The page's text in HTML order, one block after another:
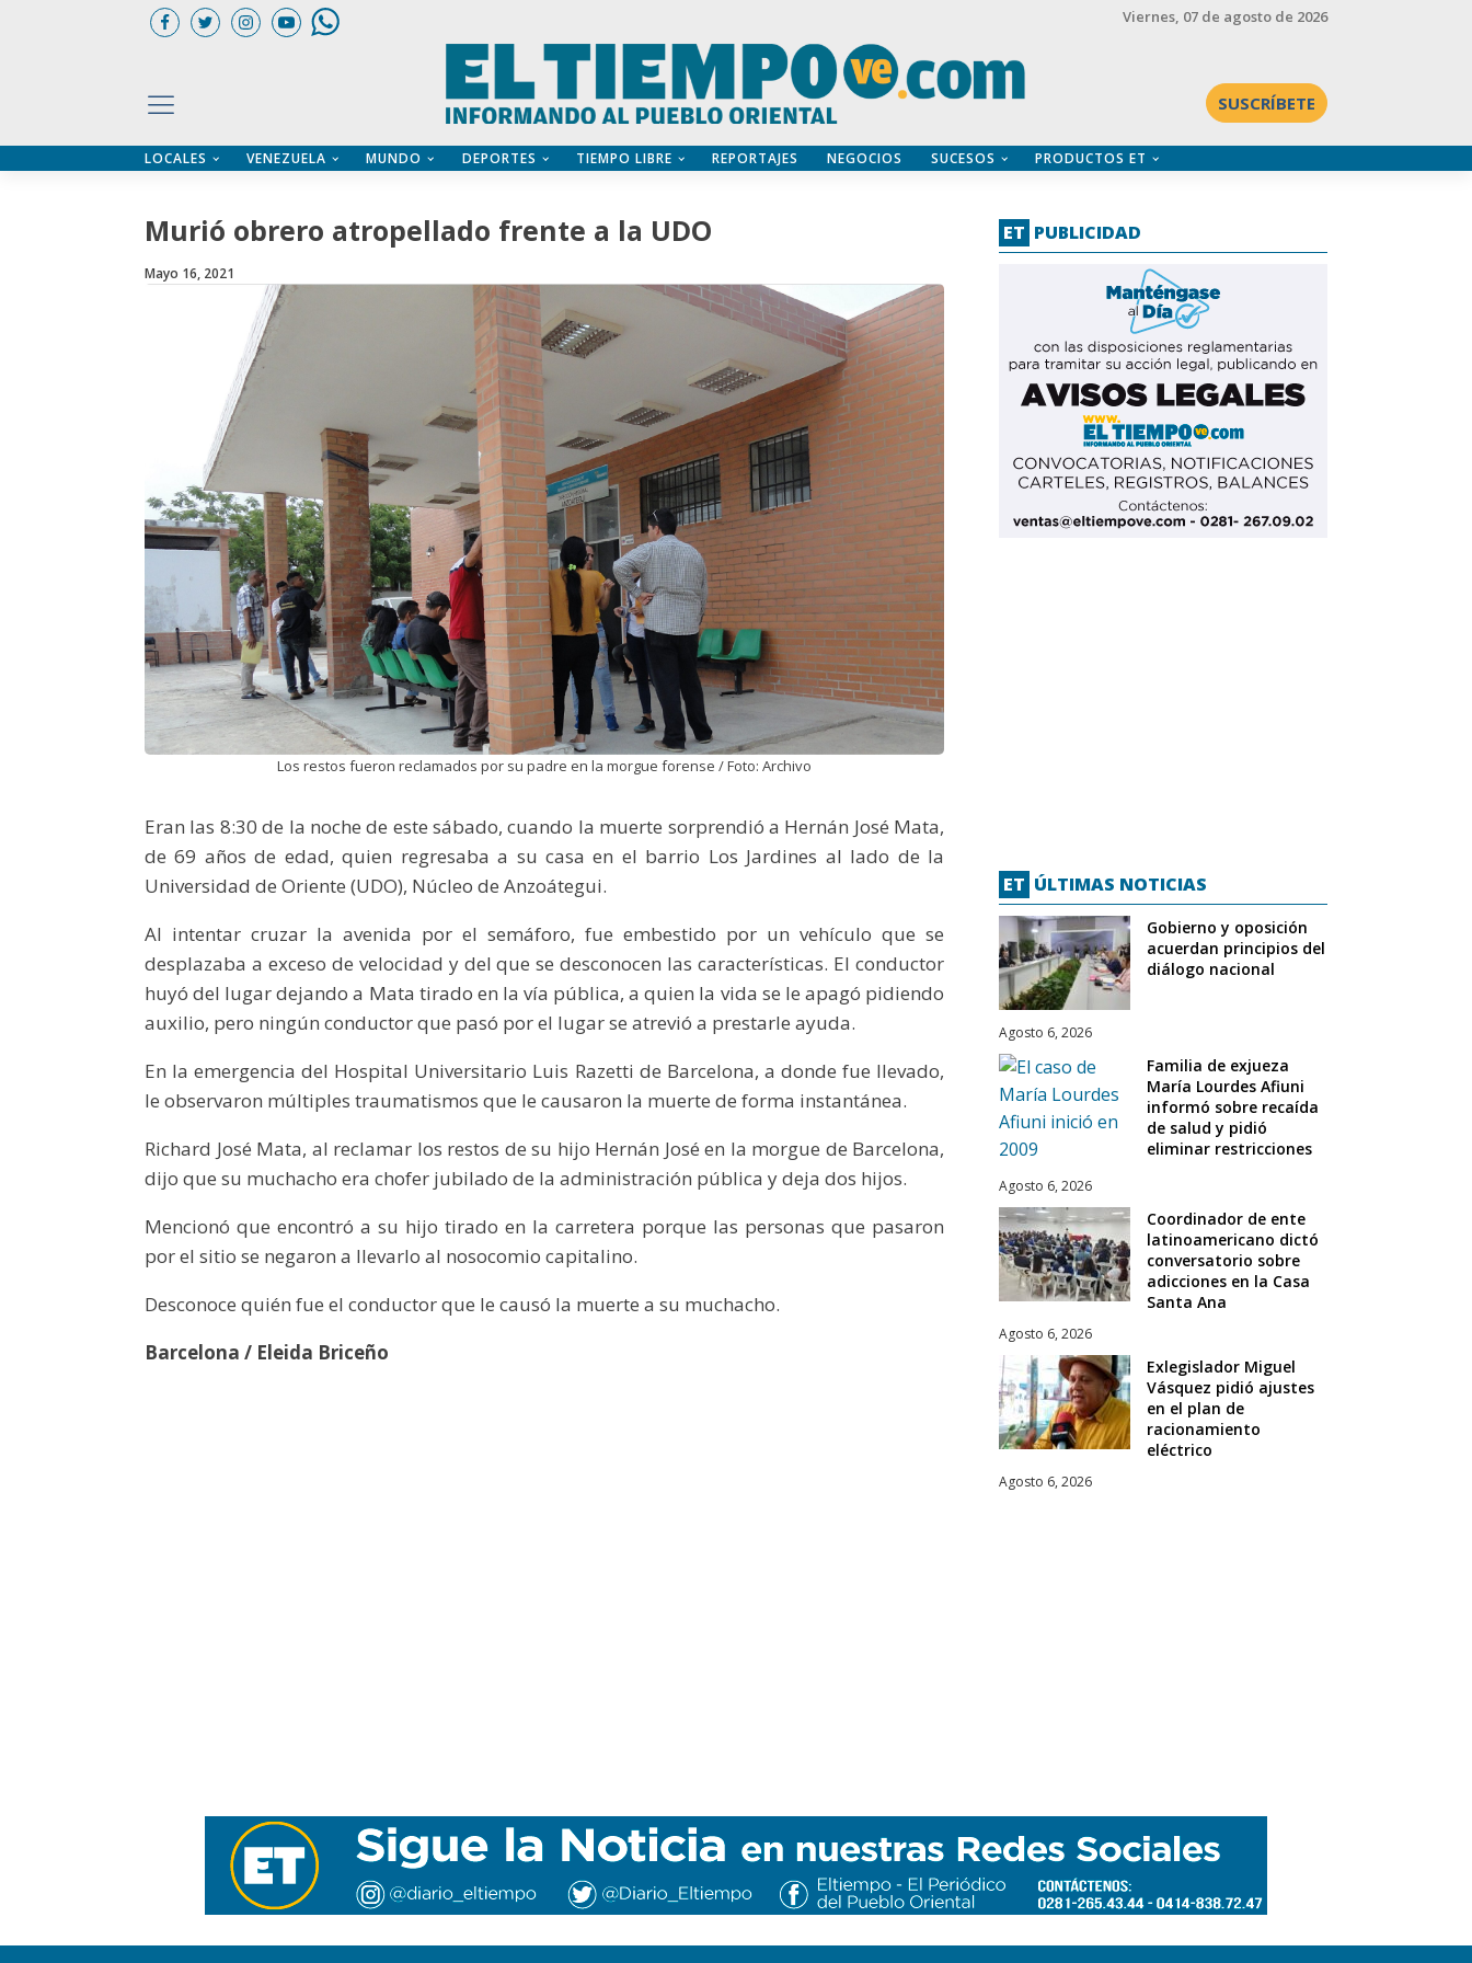
Viernes, 07 de agosto de 2026
SUSCRÍBETE
LOCALES VENEZUELA MUNDO DEPORTES TIEMPO LIBRE REPORTAJES NEGOCIOS SUCESOS PRODUCTOS ET
Murió obrero atropellado frente a la UDO
Mayo 16, 2021
Los restos fueron reclamados por su padre en la morgue forense / Foto: Archivo
Eran las 8:30 de la noche de este sábado, cuando la muerte sorprendió a Hernán José Mata,
de 69 años de edad, quien regresaba a su casa en el barrio Los Jardines al lado de la
Universidad de Oriente (UDO), Núcleo de Anzoátegui.
Al intentar cruzar la avenida por el semáforo, fue embestido por un vehículo que se
desplazaba a exceso de velocidad y del que se desconocen las características. El conductor
huyó del lugar dejando a Mata tirado en la vía pública, a quien la vida se le apagó pidiendo
auxilio, pero ningún conductor que pasó por el lugar se atrevió a prestarle ayuda.
En la emergencia del Hospital Universitario Luis Razetti de Barcelona, a donde fue llevado,
le observaron múltiples traumatismos que le causaron la muerte de forma instantánea.
Richard José Mata, al reclamar los restos de su hijo Hernán José en la morgue de Barcelona,
dijo que su muchacho era chofer jubilado de la administración pública y deja dos hijos.
Mencionó que encontró a su hijo tirado en la carretera porque las personas que pasaron
por el sitio se negaron a llevarlo al nosocomio capitalino.
Desconoce quién fue el conductor que le causó la muerte a su muchacho.
Barcelona / Eleida Briceño
ET PUBLICIDAD
ET ÚLTIMAS NOTICIAS
Gobierno y oposición
acuerdan principios del
diálogo nacional
Agosto 6, 2026
Familia de exjueza
María Lourdes Afiuni
informó sobre recaída
de salud y pidió
eliminar restricciones
Agosto 6, 2026
Coordinador de ente
latinoamericano dictó
conversatorio sobre
adicciones en la Casa
Santa Ana
Agosto 6, 2026
Exlegislador Miguel
Vásquez pidió ajustes
en el plan de
racionamiento
eléctrico
Agosto 6, 2026